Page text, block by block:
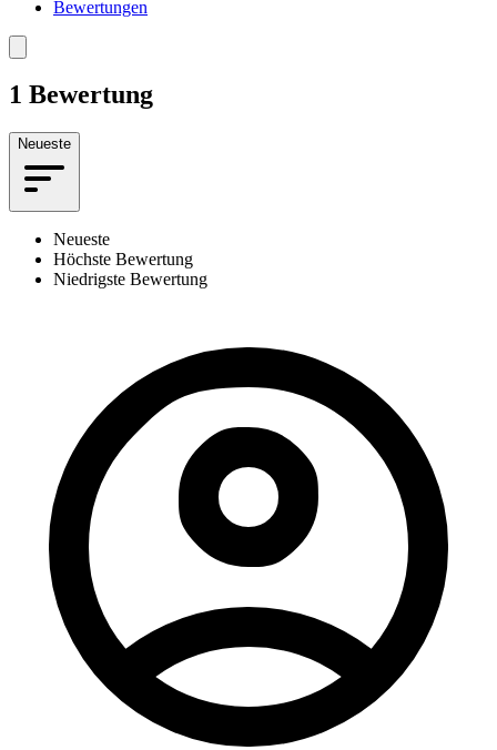
Bewertungen
1 Bewertung
Neueste
Neueste
Höchste Bewertung
Niedrigste Bewertung